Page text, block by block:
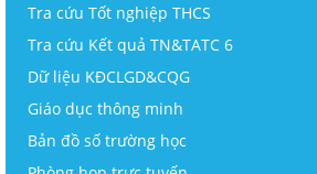
Tra cứu Tốt nghiệp THCS
Tra cứu Kết quả TN&TATC 6
Dữ liệu KĐCLGD&CQG
Giáo dục thông minh
Bản đồ số trường học